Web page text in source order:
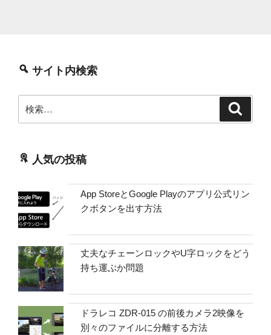
サイト内検索
索:
人気の投稿
App StoreとGoogle Playのアプリ公式リン
クボタンを出す方法
丈夫なチェーンロックやU字ロックをどう
持ち運ぶか問題
ドラレコ ZDR-015 の前後カメラ2映像を
別々のファイルに分離する方法